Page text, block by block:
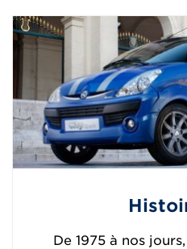
De 1975 à nos